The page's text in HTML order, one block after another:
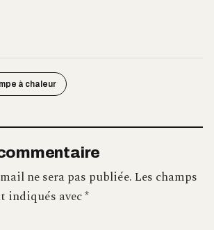
à chaleur
ne sera pas publiée.Les champs
indiqués avec*